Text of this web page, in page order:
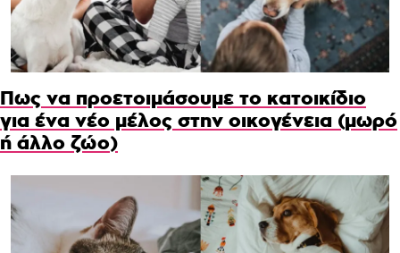
Πως να προετοιμάσουμε το κατοικίδιο
για ένα νέο μέλος στην οικογένεια (μωρό
ή άλλο ζώο)